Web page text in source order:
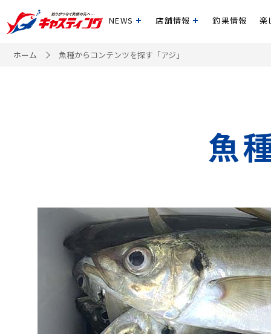
NEWS 開く店舗情報 開く釣果情報 楽
ホーム 魚種からコンテンツを探す「アジ」
魚